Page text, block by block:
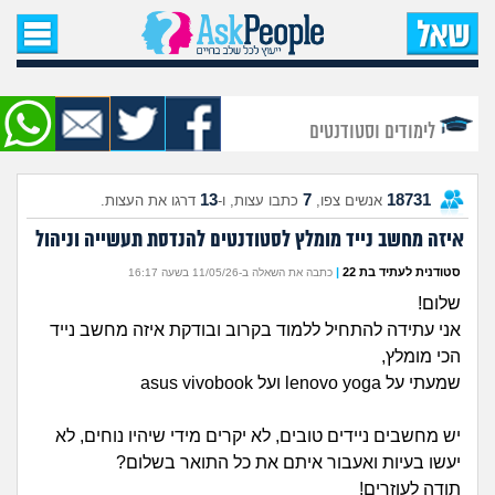
עמוד הבית
שאל שאלה
שאלות חדשות
שאלות שעוררו עניין
עצות חדשות
מה קורה כאן?
מתחם הטיפים
מדורים
לימודים וסטודנטים
18731 אנשים צפו, 7 כתבו עצות, ו-13 דרגו את העצות.
איזה מחשב נייד מומלץ לסטודנטים להנדסת תעשייה וניהול
סטודנית לעתיד בת 22 | כתבה את השאלה ב-11/05/26 בשעה 16:17
שלום!
אני עתידה להתחיל ללמוד בקרוב ובודקת איזה מחשב נייד
הכי מומלץ,
שמעתי על lenovo yoga ועל asus vivobook
יש מחשבים ניידים טובים, לא יקרים מידי שיהיו נוחים, לא
יעשו בעיות ואעבור איתם את כל התואר בשלום?
תודה לעוזרים!